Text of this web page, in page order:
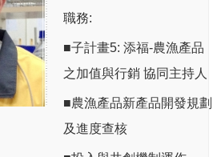
職務:
■子計畫5: 添福-農漁產品
之加值與行銷 協同主持人
■農漁產品新產品開發規劃
及進度查核